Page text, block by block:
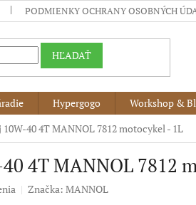
PODMIENKY OCHRANY OSOBNÝCH
HĽADAŤ
Hypergogo Workshop &
40 4T MANNOL 7812 motocykel - 1L
4T MANNOL 7812
Značka: MANNOL